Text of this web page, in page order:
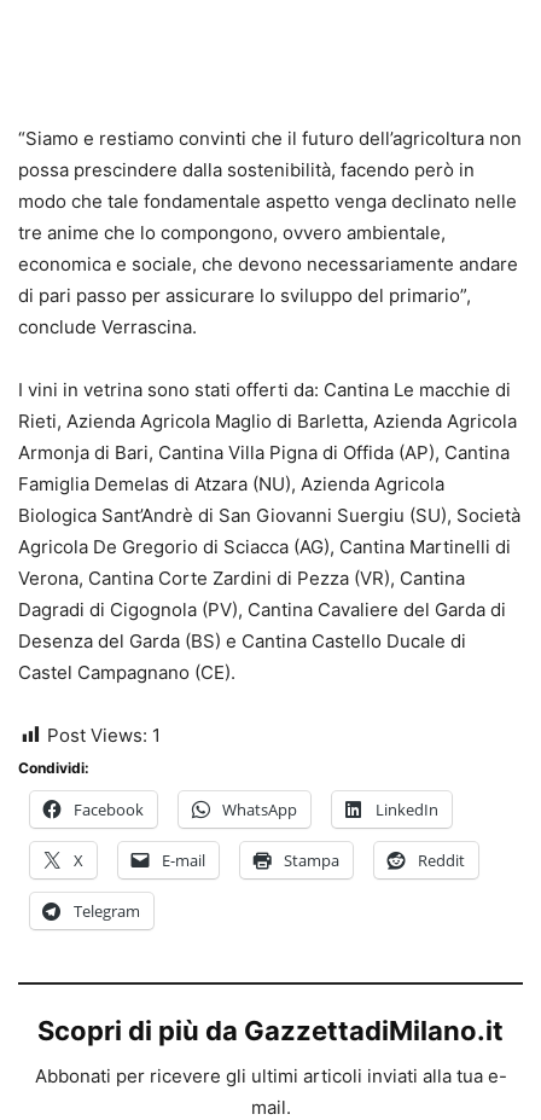
“Siamo e restiamo convinti che il futuro dell’agricoltura non
possa prescindere dalla sostenibilità, facendo però in
modo che tale fondamentale aspetto venga declinato nelle
tre anime che lo compongono, ovvero ambientale,
economica e sociale, che devono necessariamente andare
di pari passo per assicurare lo sviluppo del primario”,
conclude Verrascina.
I vini in vetrina sono stati offerti da: Cantina Le macchie di
Rieti, Azienda Agricola Maglio di Barletta, Azienda Agricola
Armonja di Bari, Cantina Villa Pigna di Offida (AP), Cantina
Famiglia Demelas di Atzara (NU), Azienda Agricola
Biologica Sant’Andrè di San Giovanni Suergiu (SU), Società
Agricola De Gregorio di Sciacca (AG), Cantina Martinelli di
Verona, Cantina Corte Zardini di Pezza (VR), Cantina
Dagradi di Cigognola (PV), Cantina Cavaliere del Garda di
Desenza del Garda (BS) e Cantina Castello Ducale di
Castel Campagnano (CE).
Post Views: 1
Condividi:
Facebook WhatsApp LinkedIn
X E-mail Stampa Reddit
Telegram
Scopri di più da GazzettadiMilano.it
Abbonati per ricevere gli ultimi articoli inviati alla tua e-
mail.